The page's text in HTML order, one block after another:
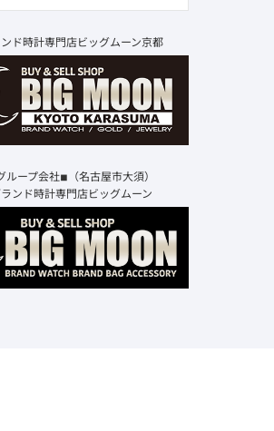
ド時計専門店ビッグムーン京都
ループ会社◾︎（名古屋市大須）
ンド時計専門店ビッグムーン